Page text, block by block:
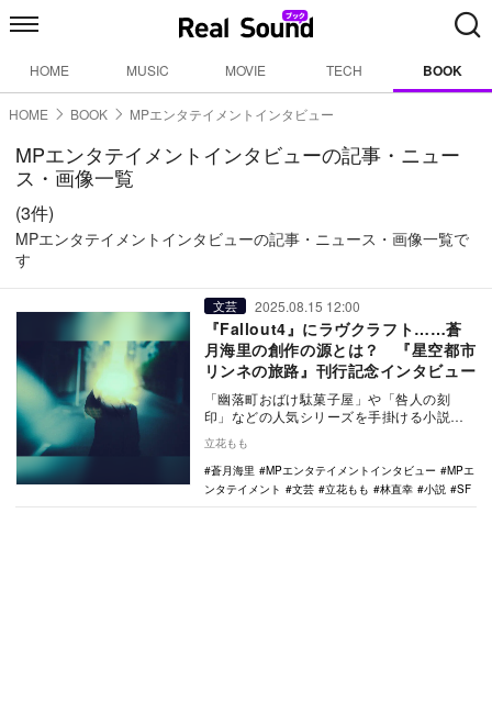
HOME MUSIC MOVIE TECH BOOK
HOME BOOK MPエンタテイメントインタビュー
MPエンタテイメントインタビューの記事・ニュー
ス・画像一覧
(3件)
MPエンタテイメントインタビューの記事・ニュース・画像一覧で
す
文芸 2025.08.15 12:00
『Fallout4』にラヴクラフト……蒼
月海里の創作の源とは？ 『星空都市
リンネの旅路』刊行記念インタビュー
「幽落町おばけ駄菓子屋」や「咎人の刻
印」などの人気シリーズを手掛ける小説
家・蒼月海里が、自身初となる本格SF小説
『星空都市リンネ…
立花もも
蒼月海里
MPエンタテイメントインタビュー
MPエ
ンタテイメント
文芸 立花もも 林直幸 小説 SF